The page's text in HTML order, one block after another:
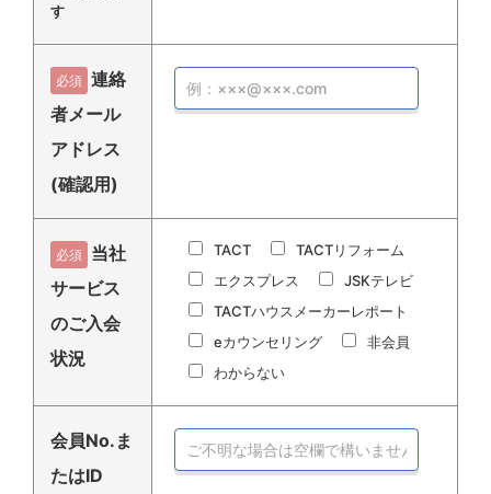
す
必須 連絡
者メール
アドレス
(確認用)
必須 当社
サービス
のご入会
状況
TACT
TACTリフォーム
エクスプレス
JSKテレビ
TACTハウスメーカーレポート
eカウンセリング
非会員
わからない
会員No.ま
たはID